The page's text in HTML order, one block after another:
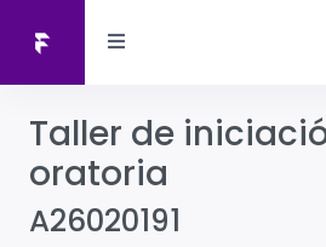
Taller de
oratoria
A26020191